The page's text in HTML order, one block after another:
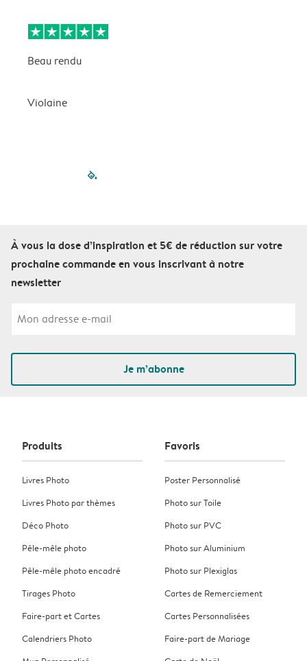
Beau rendu
Violaine
filled-pagination
À vous la dose d’inspiration et 5€ de réduction sur votre
prochaine commande en vous inscrivant à notre
newsletter
Je m’abonne
Produits
Livres Photo
Livres Photo par thèmes
Déco Photo
Pêle-mêle photo
Pêle-mêle photo encadré
Tirages Photo
Faire-part et Cartes
Calendriers Photo
Favoris
Poster Personnalisé
Photo sur Toile
Photo sur PVC
Photo sur Aluminium
Photo sur Plexiglas
Cartes de Remerciement
Cartes Personnalisées
Faire-part de Mariage